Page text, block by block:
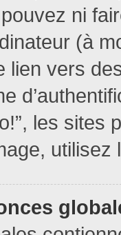
ni
(à
lien vers
les
utilisez